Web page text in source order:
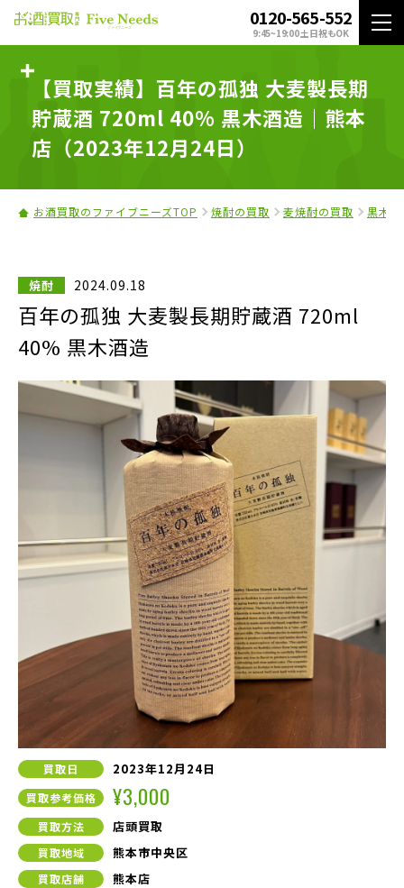
0120-565-552
9:45~19:00 土日祝もOK
【買取実績】百年の孤独 大麦製長期
貯蔵酒 720ml 40% 黒木酒造｜熊本
店（2023年12月24日）
お酒買取のファイブニーズTOP 焼酎の買取 麦焼酎の買取 黒木
焼酎 2024.09.18
百年の孤独 大麦製長期貯蔵酒 720ml
40% 黒木酒造
買取日 2023年12月24日
買取参考価格 ¥3,000
買取方法 店頭買取
買取地域 熊本市中央区
買取店舗 熊本店